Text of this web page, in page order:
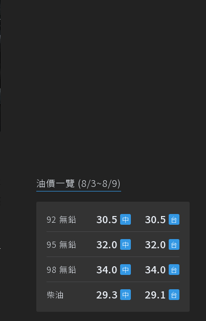
油價一覽 (8/3~8/9)
92 無鉛 30.5 30.5
95 無鉛 32.0 32.0
98 無鉛 34.0 34.0
柴油 29.3 29.1